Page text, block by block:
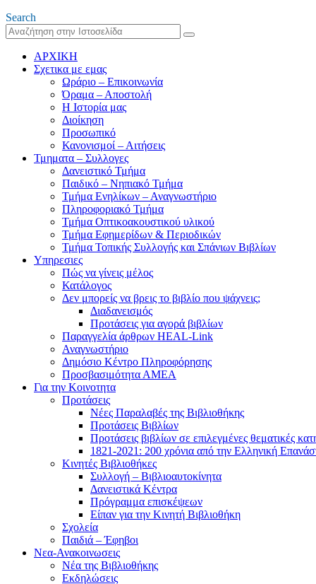
Search
ΑΡΧΙΚΗ
Σχετικα με εμας
Ωράριο – Επικοινωνία
Όραμα – Αποστολή
Η Ιστορία μας
Διοίκηση
Προσωπικό
Κανονισμοί – Αιτήσεις
Τμηματα – Συλλογες
Δανειστικό Τμήμα
Παιδικό – Νηπιακό Τμήμα
Τμήμα Ενηλίκων – Αναγνωστήριο
Πληροφοριακό Τμήμα
Τμήμα Οπτικοακουστικού υλικού
Τμήμα Εφημερίδων & Περιοδικών
Τμήμα Τοπικής Συλλογής και Σπάνιων Βιβλίων
Υπηρεσιες
Πώς να γίνεις μέλος
Κατάλογος
Δεν μπορείς να βρεις το βιβλίο που ψάχνεις;
Διαδανεισμός
Προτάσεις για αγορά βιβλίων
Παραγγελία άρθρων HEAL-Link
Αναγνωστήριο
Δημόσιο Κέντρο Πληροφόρησης
Προσβασιμότητα ΑΜΕΑ
Για την Κοινοτητα
Προτάσεις
Νέες Παραλαβές της Βιβλιοθήκης
Προτάσεις Βιβλίων
Προτάσεις βιβλίων σε επιλεγμένες θεματικές
1821-2021: 200 χρόνια από την Ελληνική
Κινητές Βιβλιοθήκες
Συλλογή – Βιβλιοαυτοκίνητα
Δανειστικά Κέντρα
Πρόγραμμα επισκέψεων
Είπαν για την Κινητή Βιβλιοθήκη
Σχολεία
Παιδιά – Έφηβοι
Νεα-Ανακοινωσεις
Νέα της Βιβλιοθήκης
Εκδηλώσεις